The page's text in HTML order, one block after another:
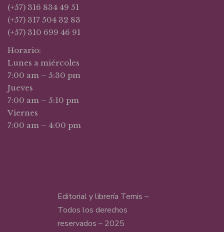
(+57) 316 834 49 51
(+57) 317 504 32 83
(+57) 310 699 46 91
Horario:
Lunes a miércoles
7:00 am – 5:30 pm
Jueves
7:00 am – 5:10 pm
Viernes
7:00 am – 4:00 pm
Editorial y librería Temis –
Todos los derechos
reservados – 2025